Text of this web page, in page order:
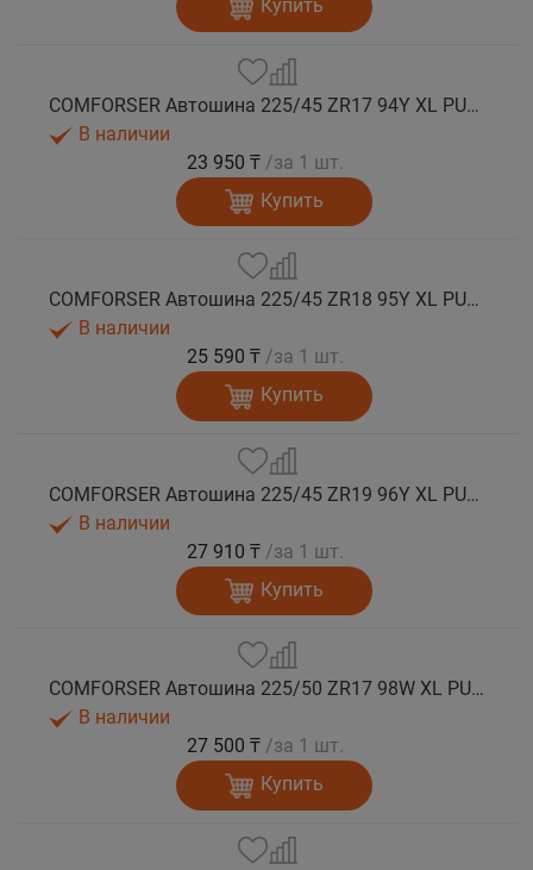
Купить
COMFORSER Автошина 225/45 ZR17 94Y XL PURESPEED лето
В наличии
23 950 ₸ /за 1 шт.
Купить
COMFORSER Автошина 225/45 ZR18 95Y XL PURESPEED лето
В наличии
25 590 ₸ /за 1 шт.
Купить
COMFORSER Автошина 225/45 ZR19 96Y XL PURESPEED лето
В наличии
27 910 ₸ /за 1 шт.
Купить
COMFORSER Автошина 225/50 ZR17 98W XL PURESPEED лето
В наличии
27 500 ₸ /за 1 шт.
Купить